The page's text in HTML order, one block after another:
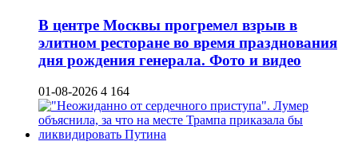
В центре Москвы прогремел взрыв в
элитном ресторане во время празднования
дня рождения генерала. Фото и видео
01-08-2026 4 164